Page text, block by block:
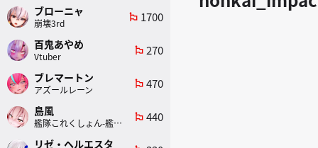
ブローニャ
崩壊3rd
emoji_flags 1700
百鬼あやめ
Vtuber
emoji_flags 270
ブレマートン
アズールレーン
emoji_flags 470
島風
艦隊これくしょん-艦これ-
emoji_flags 440
リゼ・ヘルエスタ